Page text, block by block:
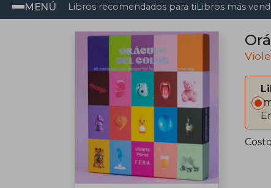
MENÚ Libros recomendados para tiLibros más